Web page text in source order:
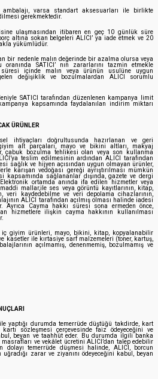
varsa standart aksesuarları ile birlikte
gerekmektedir.
ulaşmasından itibaren en geç 10 günlük süre
altına sokan belgeleri ALICI’ ya iade etmek ve 20
yükümlüdür.
bir nedenle malın değerinde bir azalma olursa veya
SATICI’ nın zararlarını tazmin etmekle
içinde malın veya ürünün usulüne uygun
değişiklik ve bozulmalardan ALICI sorumlu
SATICI tarafından düzenlenen kampanya limit
kapsamında faydalanılan indirim miktarı
ÜRÜNLER
ihtiyaçları doğrultusunda hazırlanan ve geri
alt parçaları, mayo ve bikini altları, makyaj
çabuk bozulma tehlikesi olan veya son kullanma
teslim edilmesinin ardından ALICI tarafından
sağlık ve hijyen açısından uygun olmayan ürünler,
karışan vedoğası gereği ayrıştırılması mümkün
kapsamında sağlananlar dışında, gazete ve dergi
ortamda anında ifa edilen hizmetler veya
mallar,ile ses veya görüntü kayıtlarının, kitap,
veri kaydedebilme ve veri depolama cihazlarının,
ALICI tarafından açılmış olması halinde iadesi
Ayrıca Cayma hakkı süresi sona ermeden önce,
hizmetlere ilişkin cayma hakkının kullanılması
iç giyim ürünleri, mayo, bikini, kitap, kopyalanabilir
ve kasetler ile kırtasiye sarf malzemeleri (toner, kartuş,
açılmamış, denenmemiş, bozulmamış ve
yaptığı durumda temerrüde düştüğü takdirde, kart
sözleşmesi çerçevesinde faiz ödeyeceğini ve
beyan ve taahhüt eder. Bu durumda ilgili banka
ve vekâlet ücretini ALICI’dan talep edebilir
dolayı temerrüde düşmesi halinde, ALICI, borcun
uğradığı zarar ve ziyanını ödeyeceğini kabul, beyan